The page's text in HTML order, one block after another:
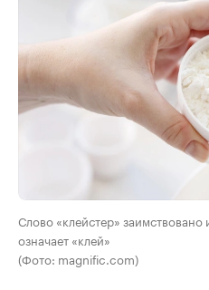
Слово «клейстер»
означает «клей»
(Фото: magnific.com)